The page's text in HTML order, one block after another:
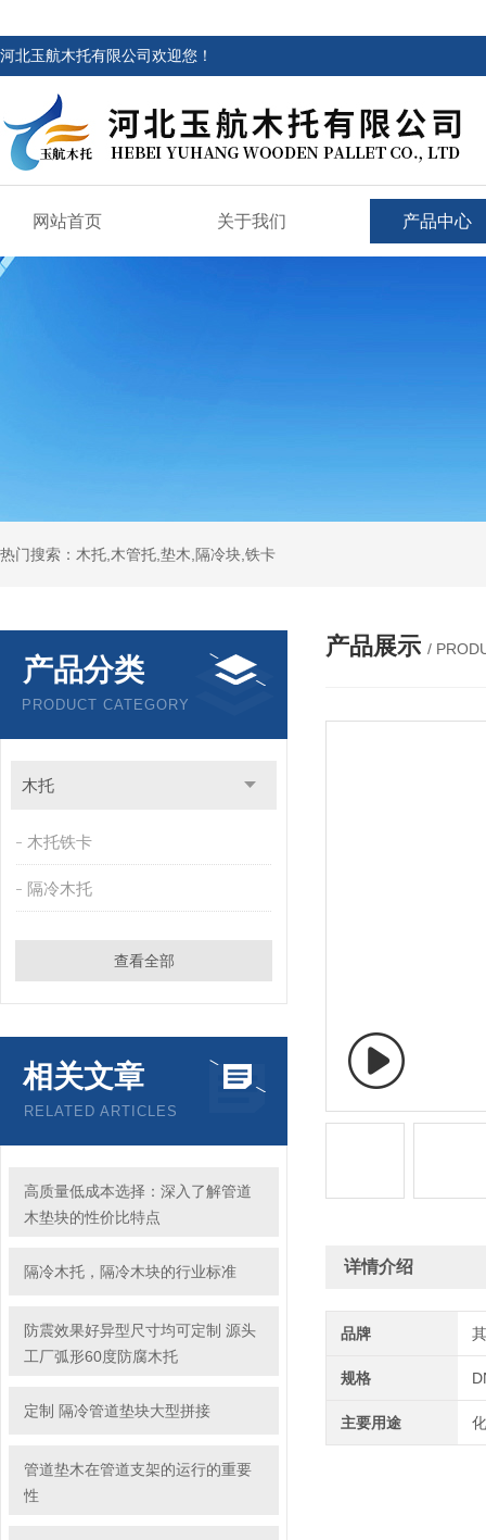
河北玉航木托有限公司欢迎您！
网站首页 关于我们 产品中心
热门搜索：木托,木管托,垫木,隔冷块,铁卡
产品分类
PRODUCT CATEGORY
木托
木托铁卡
隔冷木托
查看全部
相关文章
RELATED ARTICLES
高质量低成本选择：深入了解管道
木垫块的性价比特点
隔冷木托，隔冷木块的行业标准
防震效果好异型尺寸均可定制 源头
工厂弧形60度防腐木托
定制 隔冷管道垫块大型拼接
管道垫木在管道支架的运行的重要
性
产品展示 /
详情介绍
品牌
规格
主要用途